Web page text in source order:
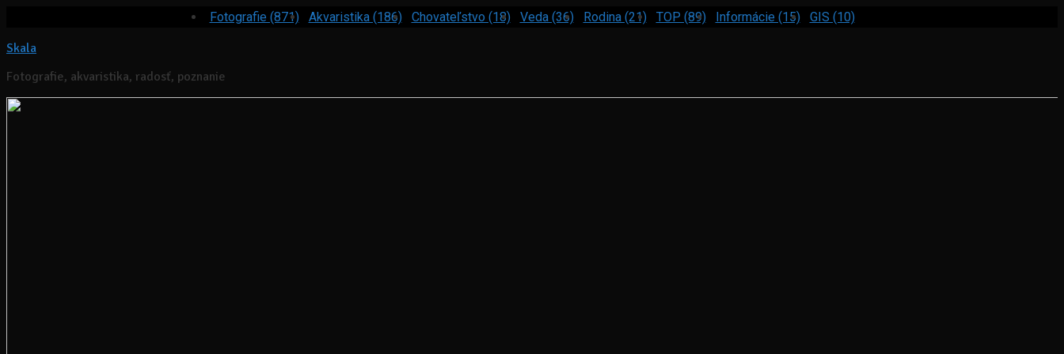
Fotografie (871) Akvaristika (186) Chovateľstvo (18) Veda (36) Rodina (21) TOP (89) Informácie (15) GIS (10)
Skala
Fotografie, akvaristika, radosť, poznanie